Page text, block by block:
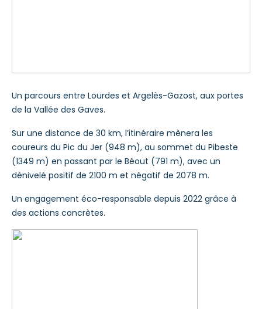
Un parcours entre Lourdes et Argelès-Gazost, aux portes
de la Vallée des Gaves.
Sur une distance de 30 km, l’itinéraire mènera les
coureurs du Pic du Jer (948 m), au sommet du Pibeste
(1349 m) en passant par le Béout (791 m), avec un
dénivelé positif de 2100 m et négatif de 2078 m.
Un engagement éco-responsable depuis 2022 grâce à
des actions concrètes.